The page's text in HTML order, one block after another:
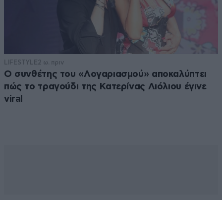
LIFESTYLE2 ω. πριν
Ο συνθέτης του «Λογαριασμού» αποκαλύπτει
πώς το τραγούδι της Κατερίνας Λιόλιου έγινε
viral